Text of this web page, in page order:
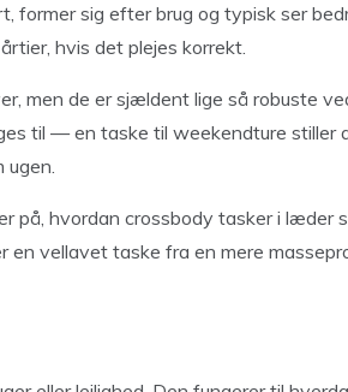
former sig efter brug og typisk ser
hvis det plejes korrekt.
men de er sjældent lige så robuste
til — en taske til weekendture stiller
ugen.
på, hvordan crossbody tasker i læder
en vellavet taske fra en mere